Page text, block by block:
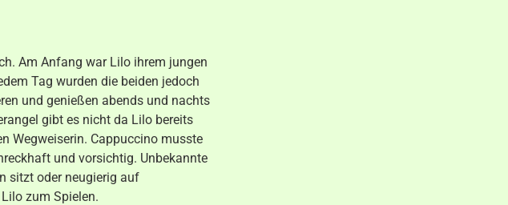
Am Anfang war Lilo ihrem jungen
Tag wurden die beiden jedoch
und genießen abends und nachts
gibt es nicht da Lilo bereits
Wegweiserin. Cappuccino musste
und vorsichtig. Unbekannte
sitzt oder neugierig auf
zum Spielen.